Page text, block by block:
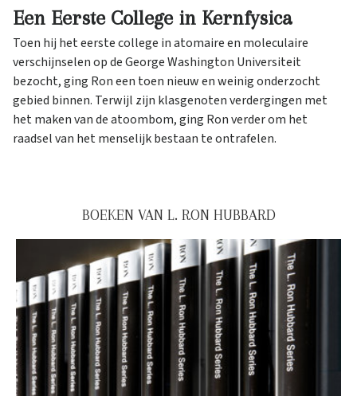
Een Eerste College in Kernfysica
Toen hij het eerste college in atomaire en moleculaire
verschijnselen op de George Washington Universiteit
bezocht, ging Ron een toen nieuw en weinig onderzocht
gebied binnen. Terwijl zijn klasgenoten verdergingen met
het maken van de atoombom, ging Ron verder om het
raadsel van het menselijk bestaan te ontrafelen.
BOEKEN VAN L. RON HUBBARD